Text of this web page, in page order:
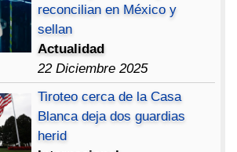
reconcilian en México y
sellan
Actualidad
22 Diciembre 2025
Tiroteo cerca de la Casa
Blanca deja dos guardias
herid